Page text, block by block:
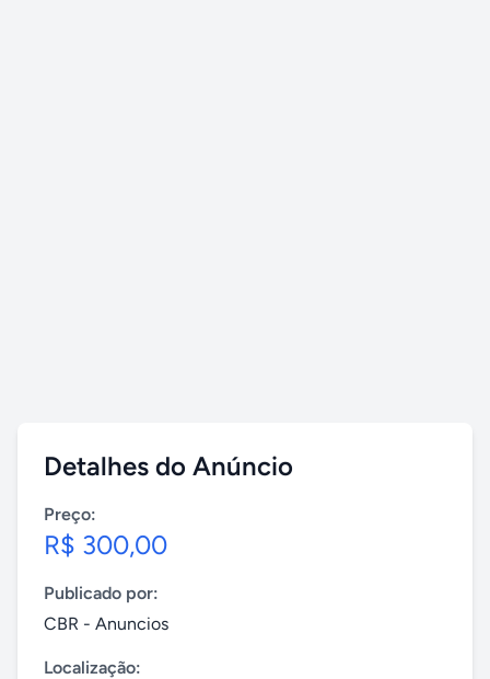
Detalhes do Anúncio
Preço:
R$ 300,00
Publicado por:
CBR - Anuncios
Localização: